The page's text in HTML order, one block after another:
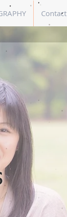
Contact